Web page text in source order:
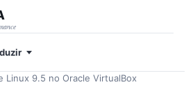
o conteúdo principal
Linux 9.5 no Oracle VirtualBox